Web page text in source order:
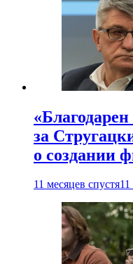
«Благодарен
за
о создании
11 месяцев спустя